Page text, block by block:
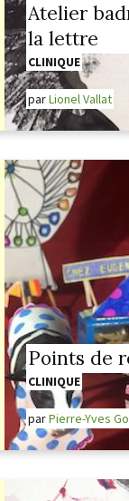
Atelier
la lettre
CLINIQUE
parLionel Vallat
Points de
CLINIQUE
parPierre-Yves